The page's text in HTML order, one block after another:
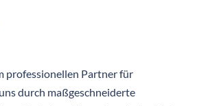
professionellen Partner für
durch maßgeschneiderte